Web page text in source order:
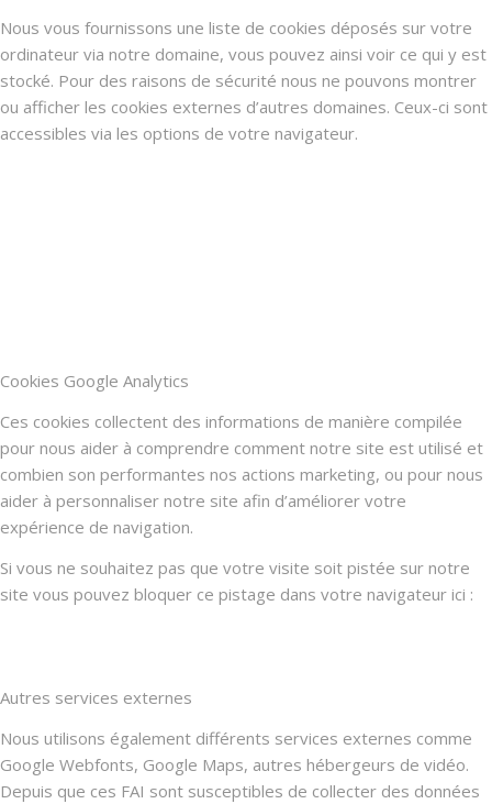
Nous vous fournissons une liste de cookies déposés sur votre
ordinateur via notre domaine, vous pouvez ainsi voir ce qui y est
stocké. Pour des raisons de sécurité nous ne pouvons montrer
ou afficher les cookies externes d’autres domaines. Ceux-ci sont
accessibles via les options de votre navigateur.
Cookies Google Analytics
Ces cookies collectent des informations de manière compilée
pour nous aider à comprendre comment notre site est utilisé et
combien son performantes nos actions marketing, ou pour nous
aider à personnaliser notre site afin d’améliorer votre
expérience de navigation.
Si vous ne souhaitez pas que votre visite soit pistée sur notre
site vous pouvez bloquer ce pistage dans votre navigateur ici :
Autres services externes
Nous utilisons également différents services externes comme
Google Webfonts, Google Maps, autres hébergeurs de vidéo.
Depuis que ces FAI sont susceptibles de collecter des données